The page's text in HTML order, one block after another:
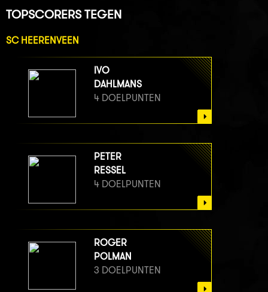
TOPSCORERS TEGEN
SC HEERENVEEN
IVO
DAHLMANS
4 DOELPUNTEN
PETER
RESSEL
4 DOELPUNTEN
ROGER
POLMAN
3 DOELPUNTEN